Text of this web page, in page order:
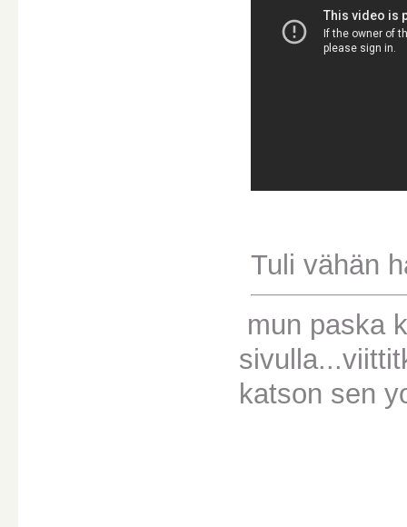
Tuli vähän
mun paska
katson sen